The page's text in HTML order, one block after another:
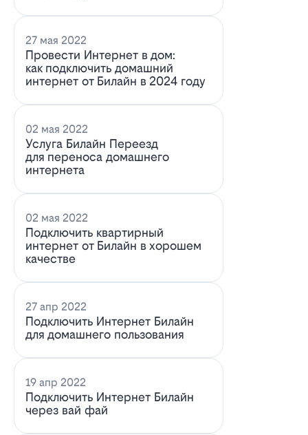
27 мая 2022
Провести Интернет в дом:
как подключить домашний
интернет от Билайн в 2024 году
02 мая 2022
Услуга Билайн Переезд
для переноса домашнего
интернета
02 мая 2022
Подключить квартирный
интернет от Билайн в хорошем
качестве
27 апр 2022
Подключить Интернет Билайн
для домашнего пользования
19 апр 2022
Подключить Интернет Билайн
через вай фай